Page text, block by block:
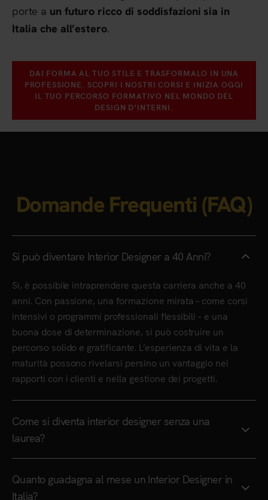
porte a un futuro ricco di soddisfazioni sia in
Italia che all’estero.
DAI FORMA AL TUO STILE E TRASFORMALO IN UNA
PROFESSIONE. SCOPRI I NOSTRI CORSI E INIZIA OGGI
IL TUO PERCORSO FORMATIVO NEL MONDO DEL
DESIGN D’INTERNI.
Domande Frequenti (FAQ)
Si può diventare Interior Designer a 40 Anni?
Sì, è possibile intraprendere questa carriera anche a 40
anni. Con passione, una formazione mirata – come corsi
intensivi o programmi professionali flessibili – e una
buona dose di determinazione, si può costruire un
percorso solido e gratificante. L’esperienza di vita e la
maturità possono rivelarsi persino un vantaggio nei
rapporti con i clienti e nella gestione dei progetti.
Come si diventa interior designer senza una
laurea?
Quanto guadagna al mese un Interior Designer in
Italia?